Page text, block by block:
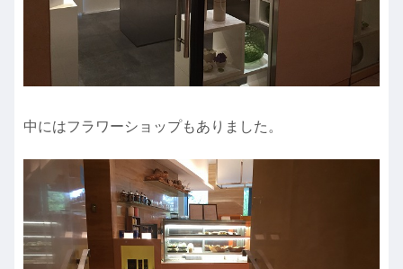
中にはフラワーショップもありました。